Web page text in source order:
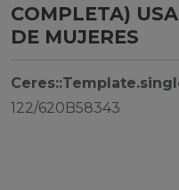
COMPLETA)
DE MUJERES
122/620B58343